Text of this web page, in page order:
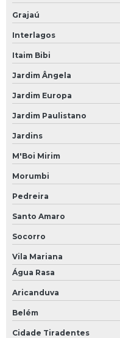
Grajaú
Interlagos
Itaim Bibi
Jardim Ângela
Jardim Europa
Jardim Paulistano
Jardins
M'Boi Mirim
Morumbi
Pedreira
Santo Amaro
Socorro
Vila Mariana
Água Rasa
Aricanduva
Belém
Cidade Tiradentes